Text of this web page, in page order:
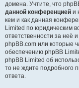
домена. Учтите, что
данной конференцией и
кем и как данная
Limited по юридическим
ответственности за неё
phpBB.com или которые
обеспечению phpBB
phpBB Limited об
то не ждите подробного
ответа.